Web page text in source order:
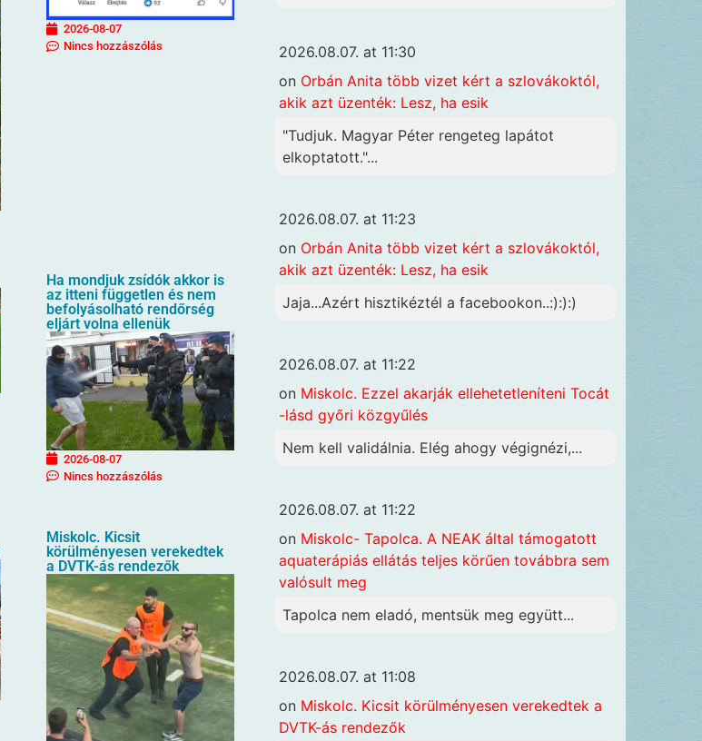
2026-08-07
Nincs hozzászólás
Ha mondjuk zsídók akkor is
az itteni független és nem
befolyásolható rendőrség
eljárt volna ellenük
2026-08-07
Nincs hozzászólás
Miskolc. Kicsit
körülményesen verekedtek
a DVTK-ás rendezők
2026.08.07. at 11:30
on Orbán Anita több vizet kért a szlovákoktól,
akik azt üzenték: Lesz, ha esik
"Tudjuk. Magyar Péter rengeteg lapátot
elkoptatott."...
2026.08.07. at 11:23
on Orbán Anita több vizet kért a szlovákoktól,
akik azt üzenték: Lesz, ha esik
Jaja...Azért hisztikéztél a facebookon..:):):)
2026.08.07. at 11:22
on Miskolc. Ezzel akarják ellehetetleníteni Tocát
-lásd győri közgyűlés
Nem kell validálnia. Elég ahogy végignézi,...
2026.08.07. at 11:22
on Miskolc- Tapolca. A NEAK által támogatott
aquaterápiás ellátás teljes körűen továbbra sem
valósult meg
Tapolca nem eladó, mentsük meg együtt...
2026.08.07. at 11:08
on Miskolc. Kicsit körülményesen verekedtek a
DVTK-ás rendezők